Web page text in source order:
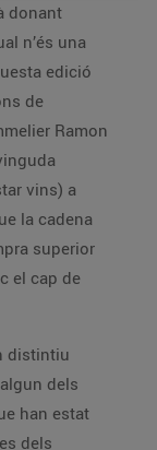
donant
n’és una
edició
de
Ramon
vins) a
la cadena
superior
el cap de
distintiu
dels
han estat
dels